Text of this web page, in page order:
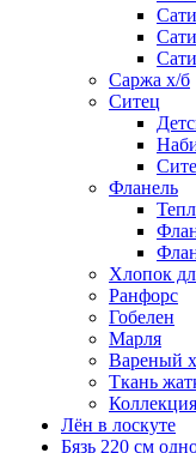
Саржа х/б
Ситец
Фланель
Хлопок
Ранфорс
Гобелен
Марля
Вареный
Ткань
Лён в лоскуте
Бязь 220 см